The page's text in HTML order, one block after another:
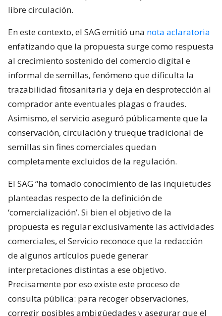
libre circulación.
En este contexto, el SAG emitió una nota aclaratoria
enfatizando que la propuesta surge como respuesta
al crecimiento sostenido del comercio digital e
informal de semillas, fenómeno que dificulta la
trazabilidad fitosanitaria y deja en desprotección al
comprador ante eventuales plagas o fraudes.
Asimismo, el servicio aseguró públicamente que la
conservación, circulación y trueque tradicional de
semillas sin fines comerciales quedan
completamente excluidos de la regulación.
El SAG “ha tomado conocimiento de las inquietudes
planteadas respecto de la definición de
‘comercialización’. Si bien el objetivo de la
propuesta es regular exclusivamente las actividades
comerciales, el Servicio reconoce que la redacción
de algunos artículos puede generar
interpretaciones distintas a ese objetivo.
Precisamente por eso existe este proceso de
consulta pública: para recoger observaciones,
corregir posibles ambigüedades y asegurar que el